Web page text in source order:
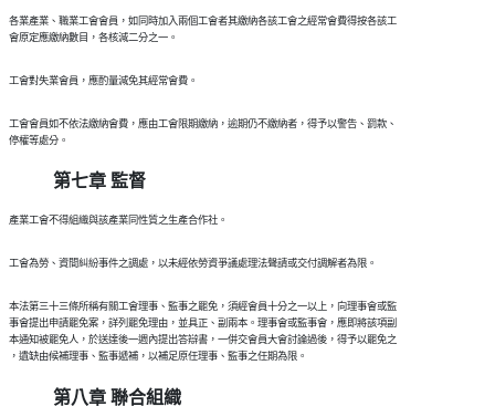
  各業產業、職業工會會員，如同時加入兩個工會者其繳納各該工會之經常會費得按各該工
  工會會員如不依法繳納會費，應由工會限期繳納，逾期仍不繳納者，得予以警告、罰款、
第七章 監督
  本法第三十三條所稱有關工會理事、監事之罷免，須經會員十分之一以上，向理事會或監
  事會提出申請罷免案，詳列罷免理由，並具正、副兩本。理事會或監事會，應即將該項副
  本通知被罷免人，於送達後一週內提出答辯書，一併交會員大會討論過後，得予以罷免之
第八章 聯合組織